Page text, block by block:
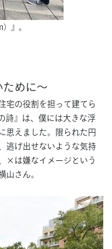
』。
ために〜
宅の役割を担って建てら
詩』は、僕には大きな浮
思えました。限られた円
逃げ出せないような気持
×は嫌なイメージという
山さん。